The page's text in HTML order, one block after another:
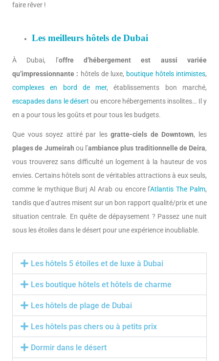
faire rêver !
Les meilleurs hôtels de Dubai
À Dubai, l’offre d’hébergement est aussi variée
qu’impressionnante : hôtels de luxe, boutique hôtels intimistes,
complexes en bord de mer, établissements bon marché,
escapades dans le désert ou encore hébergements insolites… Il y
en a pour tous les goûts et pour tous les budgets.
Que vous soyez attiré par lesgratte-ciels de Downtown, les
plages de Jumeirah ou l’ambiance plus traditionnelle de Deira,
vous trouverez sans difficulté un logement à la hauteur de vos
envies. Certains hôtels sont de véritables attractions à eux seuls,
comme le mythique Burj Al Arab ou encore l’Atlantis The Palm,
tandis que d’autres misent sur un bon rapport qualité/prix et une
situation centrale. En quête de dépaysement ? Passez une nuit
sous les étoiles dans le désert pour une expérience inoubliable.
Les hôtels 5 étoiles et de luxe à Dubai
Les boutique hôtels et hôtels de charme
Les hôtels de plage de Dubai
Les hôtels pas chers ou à petits prix
Dormir dans le désert